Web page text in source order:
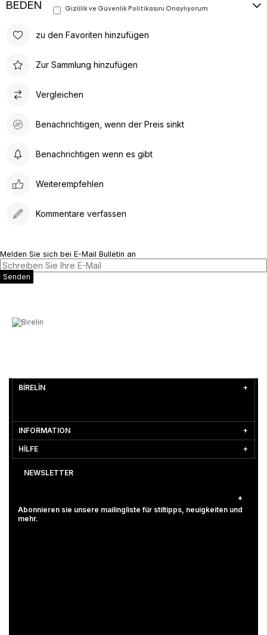
BEDEN KILAVUZU
zu den Favoriten hinzufügen
Zur Sammlung hinzufügen
Vergleichen
Benachrichtigen, wenn der Preis sinkt
Benachrichtigen wenn es gibt
Weiterempfehlen
Kommentare verfassen
Melden Sie sich bei E-Mail Bulletin an
Senden
BİRELİN
INFORMATION
HİLFE
NEWSLETTER
Abonnieren sie unsere mailingliste für stiltipps, neuigkeiten und
mehr.